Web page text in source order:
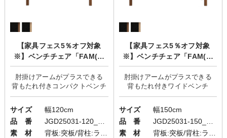
【家具フェス5％オフ対象
※】ベンチチェア「FAM(フ
ァム)」
肘掛けアームがプラスできる
サイズ
幅120cm
品 番
素 材
【家具フェス5％オフ対象
※】ベンチチェア「FAM(フ
ァム)」
肘掛けアームがプラスできる
サイズ
幅150cm
品 番
素 材